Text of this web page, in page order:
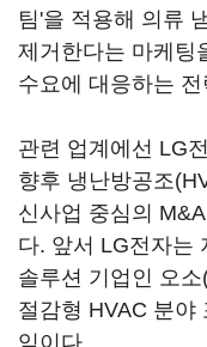
팀'을 적용해 의류
제거한다는 마케팅
수요에 대응하는
관련 업계에선 LG
향후 냉난방공조
신사업 중심의
다. 앞서 LG전자는
솔루션 기업인 오
절감형 HVAC 분야
임이다.